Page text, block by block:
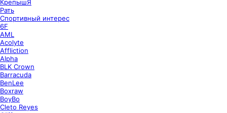
КрепышЯ
Рать
Спортивный интерес
6F
AML
Acolyte
Affliction
Alpha
BLK Crown
Barracuda
BenLee
Boxraw
BoyBo
Cleto Reyes